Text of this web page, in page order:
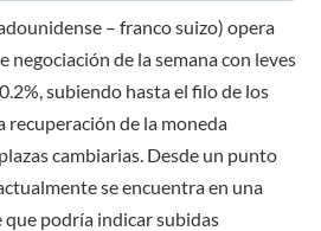
– franco suizo) opera
negociación de la semana con leves
subiendo hasta el filo de los
de la moneda
cambiarias. Desde un punto
se encuentra en una
podría indicar subidas